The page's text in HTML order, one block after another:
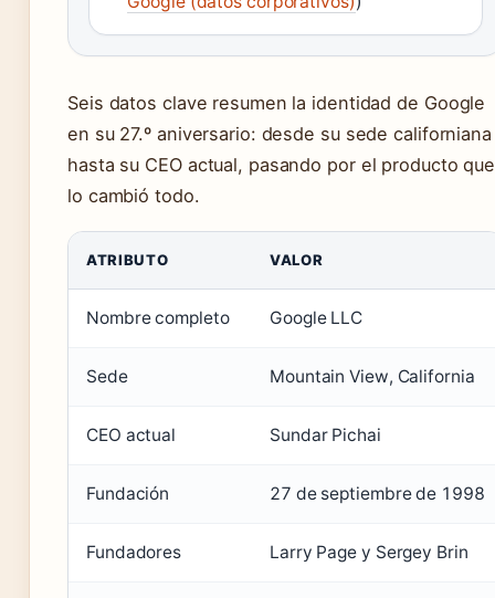
Seis datos clave resumen la identidad de Google
en su 27.º aniversario: desde su sede californiana
hasta su CEO actual, pasando por el producto que
lo cambió todo.
ATRIBUTO VALOR
Nombre completo Google LLC
Sede Mountain View, California
CEO actual Sundar Pichai
Fundación 27 de septiembre de 1998
Fundadores Larry Page y Sergey Brin